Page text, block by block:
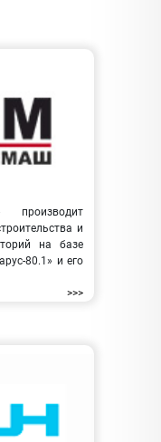
и
на базе
80.1» и его
>>>